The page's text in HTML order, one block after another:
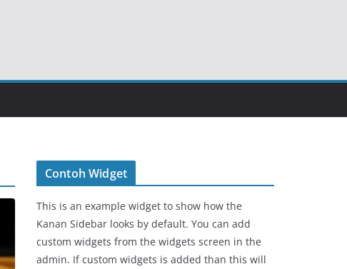
Contoh Widget
This is an example widget to show how the
Kanan Sidebar looks by default. You can add
custom widgets from the widgets screen in the
admin. If custom widgets is added than this will